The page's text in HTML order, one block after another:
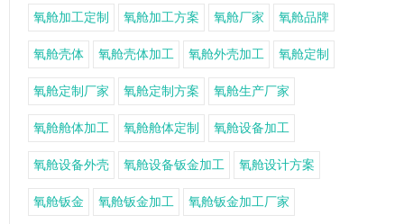
氧舱加工定制 氧舱加工方案 氧舱厂家 氧舱品牌
氧舱壳体 氧舱壳体加工 氧舱外壳加工 氧舱定制
氧舱定制厂家 氧舱定制方案 氧舱生产厂家
氧舱舱体加工 氧舱舱体定制 氧舱设备加工
氧舱设备外壳 氧舱设备钣金加工 氧舱设计方案
氧舱钣金 氧舱钣金加工 氧舱钣金加工厂家